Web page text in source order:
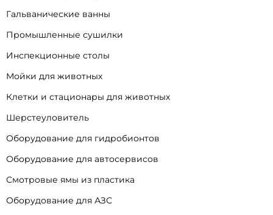
Гальванические ванны
Промышленные сушилки
Инспекционные столы
Мойки для животных
Клетки и стационары для животных
Шерстеуловитель
Оборудование для гидробионтов
Оборудование для автосервисов
Смотровые ямы из пластика
Оборудование для АЗС